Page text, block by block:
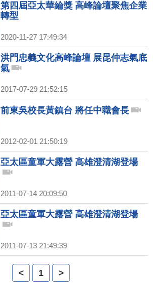
第四屆亞太華綸獎 高峰論壇聚焦企業
轉型
2020-11-27 17:49:34
洪門忠義文化高峰論壇 展昆仲志氣底
氣
2017-07-29 21:52:15
前東吳校長黃鎮台 將任中職會長
2012-02-01 21:50:19
亞太區童軍大露營 高雄澄清湖登場
2011-07-14 20:09:50
亞太區童軍大露營 高雄澄清湖登場
2011-07-13 21:49:39
< 1 >